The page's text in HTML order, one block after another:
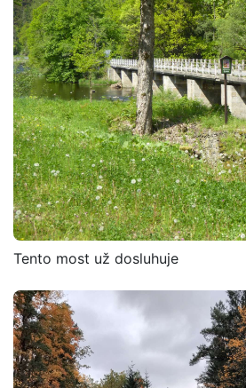
Tento most už dosluhuje